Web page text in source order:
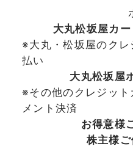
大丸松坂屋カ
※大丸・松坂屋のク
払い
大丸松坂屋
※その他のクレジット
メント決済
お得意様
株主様